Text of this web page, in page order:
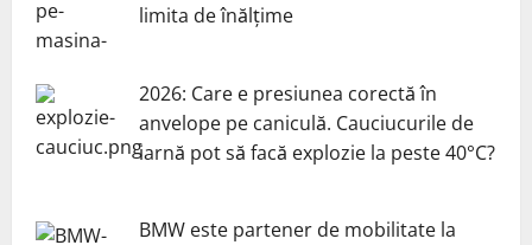
limita de înălțime
2026: Care e presiunea corectă în
anvelope pe caniculă. Cauciucurile de
iarnă pot să facă explozie la peste 40°C?
BMW este partener de mobilitate la